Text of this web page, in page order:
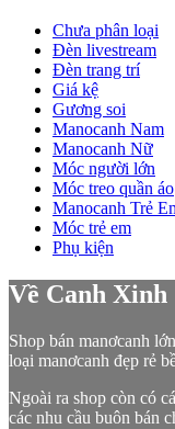
Chưa phân loại
Đèn livestream
Đèn trang trí
Giá kệ
Gương soi
Manocanh Nam
Manocanh Nữ
Móc người lớn
Móc treo quần áo
Manocanh Trẻ
Móc trẻ em
Phụ kiện
Về Canh Xinh
Shop bán manơcanh
loại manơcanh đẹp rẻ
Ngoài ra shop còn có
các nhu cầu buôn bán